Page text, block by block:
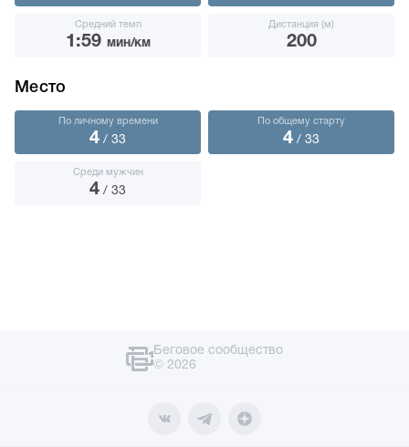
Средний темп
1:59 мин/км
Дистанция (м)
200
Место
По личному времени
4 / 33
По общему старту
4 / 33
Среди мужчин
4 / 33
Беговое сообщество
© 2026